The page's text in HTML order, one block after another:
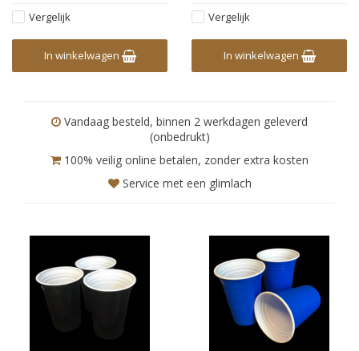
Vergelijk
In winkelwagen
Vergelijk
In winkelwagen
Vandaag besteld, binnen 2 werkdagen geleverd
(onbedrukt)
100% veilig online betalen, zonder extra kosten
Service met een glimlach